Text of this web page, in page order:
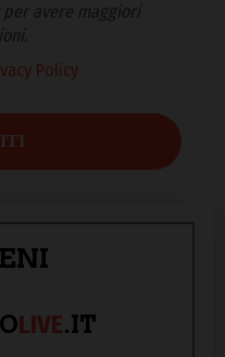
per avere maggiori
Policy
LIVE.IT